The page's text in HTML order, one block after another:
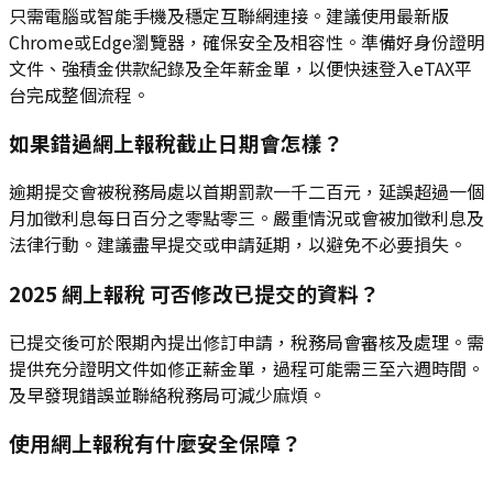
只需電腦或智能手機及穩定互聯網連接。建議使用最新版
Chrome或Edge瀏覽器，確保安全及相容性。準備好身份證明
文件、強積金供款紀錄及全年薪金單，以便快速登入eTAX平
台完成整個流程。
如果錯過網上報稅截止日期會怎樣？
逾期提交會被稅務局處以首期罰款一千二百元，延誤超過一個
月加徵利息每日百分之零點零三。嚴重情況或會被加徵利息及
法律行動。建議盡早提交或申請延期，以避免不必要損失。
2025 網上報稅 可否修改已提交的資料？
已提交後可於限期內提出修訂申請，稅務局會審核及處理。需
提供充分證明文件如修正薪金單，過程可能需三至六週時間。
及早發現錯誤並聯絡稅務局可減少麻煩。
使用網上報稅有什麼安全保障？